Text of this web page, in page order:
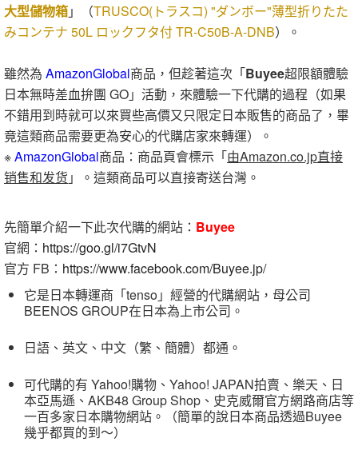
大型儲物箱」（TRUSCO(トラスコ) "ダンボー"薄型折りたた
みコンテナ 50L ロックフタ付 TR-C50B-A-DNB）。
雖然為 AmazonGlobal商品，但趁著這次「Buyee超限額體驗
日本無時差血拚團 GO」活動，來體驗一下代購的過程（如果
不錯用到時就可以來買些高價又只限定日本販售的商品了，畢
竟這類商品需要更為安心的代購店家來轉運）。
※AmazonGlobal商品：商品頁會標示「由Amazon.co.jp直接
销售和发货 」。這類商品可以直接寄送台灣。
先簡單介紹一下此次代購的網站： Buyee
官網： https://goo.gl/i7GtvN
官方 FB： https://www.facebook.com/Buyee.jp/
它是日本轉運商「tenso」經營的代購網站，母公司
BEENOS GROUP在日本為上市公司。
日語、英文、中文（繁、簡體）都通。
可代購的有 Yahoo!購物、Yahoo! JAPAN拍賣、樂天、日
本亞馬遜、AKB48 Group Shop、史克威爾官方網路商店等
一百多家日本購物網站。（簡單的說日本商品透過Buyee
幾乎都買的到～）